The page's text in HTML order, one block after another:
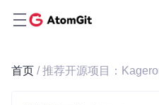
首页 / 推荐开源项目：